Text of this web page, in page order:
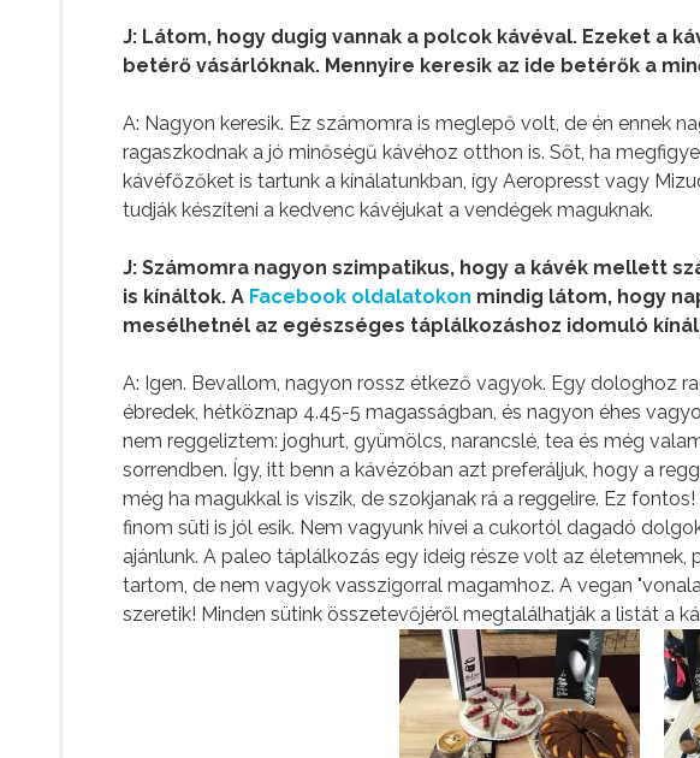
J: Látom, hogy dugig vannak a polcok kávéval. Ezeket a
betérő vásárlóknak. Mennyire keresik az ide betérők a
A: Nagyon keresik. Ez számomra is meglepő volt, de én ennek
ragaszkodnak a jó minőségű kávéhoz otthon is. Sőt, ha
kávéfőzőket is tartunk a kínálatunkban, így Aeropresst vagy
tudják készíteni a kedvenc kávéjukat a vendégek maguknak.
J: Számomra nagyon szimpatikus, hogy a kávék mellett
is kínáltok. A Facebook oldalatokon mindig látom, hogy
mesélhetnél az egészséges táplálkozáshoz idomuló
A: Igen. Bevallom, nagyon rossz étkező vagyok. Egy dologhoz
ébredek, hétköznap 4.45-5 magasságban, és nagyon éhes
nem reggeliztem: joghurt, gyümölcs, narancslé, tea és még
sorrendben. Így, itt benn a kávézóban azt preferáljuk, hogy a
még ha magukkal is viszik, de szokjanak rá a reggelire. Ez
finom süti is jól esik. Nem vagyunk hívei a cukortól dagadó
ajánlunk. A paleo táplálkozás egy ideig része volt az
tartom, de nem vagyok vasszigorral magamhoz. A vegan
szeretik! Minden sütink összetevőjéről megtalálhatják a listát a